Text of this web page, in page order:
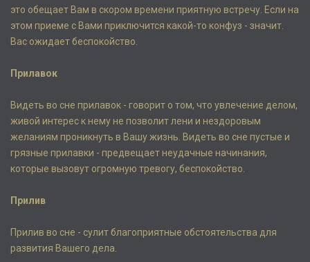
это обещает Вам в скором времени приятную встречу. Если на
этом приеме с Вами приключится какой-то конфуз - значит.
Вас ожидает беспокойство.
Прилавок
Видеть во сне прилавок - говорит о том, что увлечение делом,
живой интерес к нему не позволит лени и нездоровым
желаниям проникнуть в Вашу жизнь. Видеть во сне пустые и
грязные прилавки - предвещает неудачные начинания,
которые вызовут огромную тревогу, беспокойство.
Прилив
Прилив во сне - сулит благоприятные обстоятельства для
развития Вашего дела.